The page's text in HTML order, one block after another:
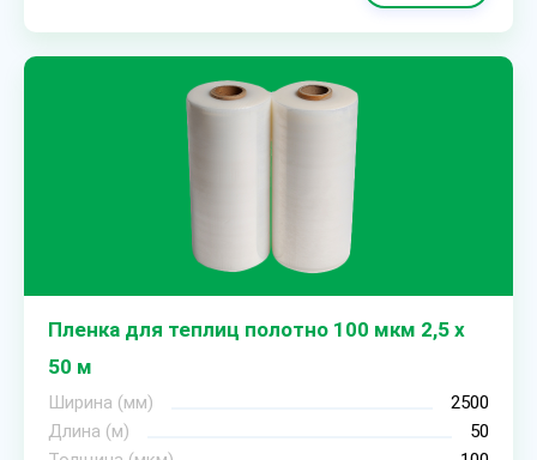
Пленка для теплиц полотно 100 мкм 2,5 х
50 м
Ширина (мм)
2500
Длина (м)
50